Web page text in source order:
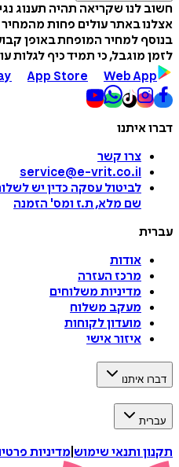
חשוב לנו שקריאה תהיה תענוג
אצלנו באתר עולים פחות
בנוסף למחיר המופחת באופן
לזמן מוגבל, כי תמיד כיף לגלות
App Store Web App
דברו איתנו
צרו קשר
service@e-vrit.co.il
לביטול עסקה כדין יש
שם מלא, ת.ז ומס' הזמנה
עברית
אודות
מרכז העזרה
מדיניות משלוחים
מעקב משלוח
מועדון לקוחות
איזור אישי
דברו איתנו
עברית
תקנון ותנאי שימוש מדיניות